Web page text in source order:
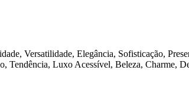
Versatilidade, Elegância, Sofisticação,
Tendência, Luxo Acessível, Beleza, Charme,